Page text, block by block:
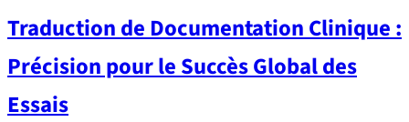
Traduction de Documentation Clinique :
Précision pour le Succès Global des
Essais